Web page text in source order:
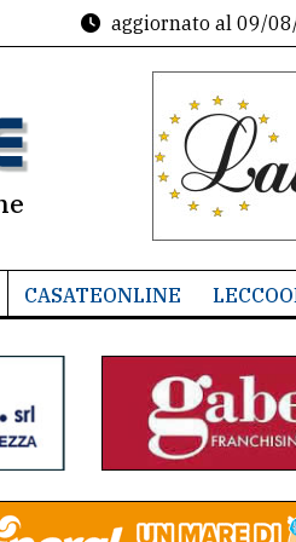
aggiornato al 09/
CASATEONLINE